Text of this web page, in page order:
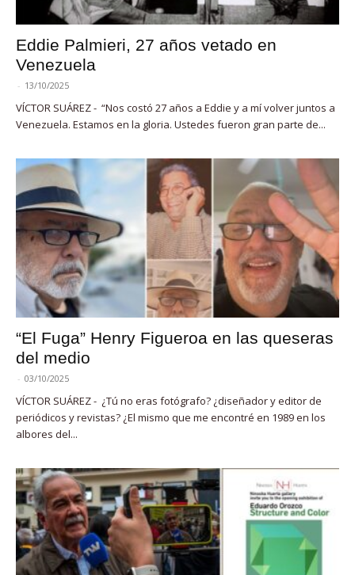
Eddie Palmieri, 27 años vetado en
Venezuela
- 13/10/2025
VÍCTOR SUÁREZ - “Nos costó 27 años a Eddie y a mí volver juntos a
Venezuela. Estamos en la gloria. Ustedes fueron gran parte de...
“El Fuga” Henry Figueroa en las queseras
del medio
- 03/10/2025
VÍCTOR SUÁREZ - ¿Tú no eras fotógrafo? ¿diseñador y editor de
periódicos y revistas? ¿El mismo que me encontré en 1989 en los
albores del...